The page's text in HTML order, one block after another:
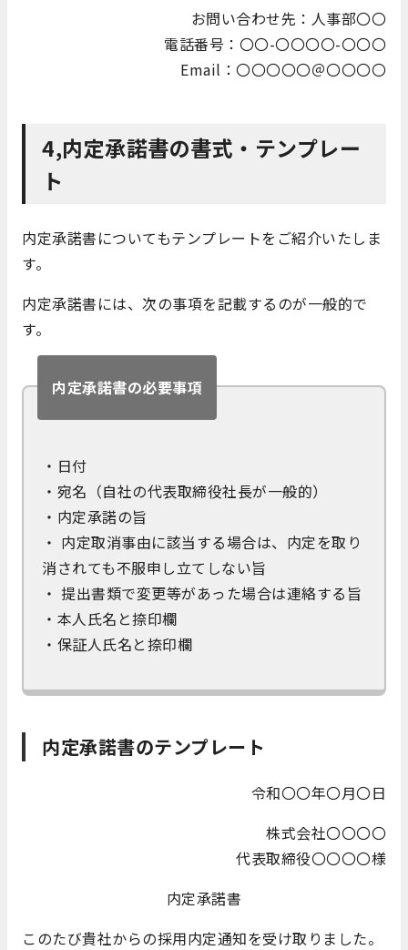
お問い合わせ先：人事部〇〇
電話番号：〇〇-〇〇〇〇-〇〇〇
Email：〇〇〇〇〇＠〇〇〇〇
4,内定承諾書の書式・テンプレー
ト
内定承諾書についてもテンプレートをご紹介いたしま
す。
内定承諾書には、次の事項を記載するのが一般的で
す。
内定承諾書の必要事項
・日付
・宛名（自社の代表取締役社長が一般的）
・内定承諾の旨
・ 内定取消事由に該当する場合は、内定を取り
消されても不服申し立てしない旨
・ 提出書類で変更等があった場合は連絡する旨
・本人氏名と捺印欄
・保証人氏名と捺印欄
内定承諾書のテンプレート
令和〇〇年〇月〇日
株式会社〇〇〇〇
代表取締役〇〇〇〇様
内定承諾書
このたび貴社からの採用内定通知を受け取りました。